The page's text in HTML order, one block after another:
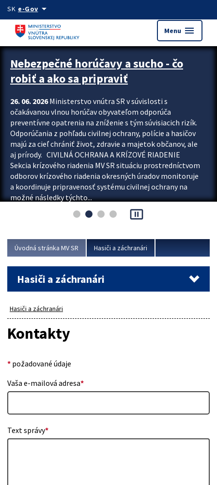
Preskocit na hlavný obsah
SK e-Govarrow_drop_down
Menu menu
Zastavit automatický posun upútavok
Nebezpečné horúčavy a sucho - čo
robiť a ako sa pripraviť
26. 06. 2026Ministerstvo vnútra SR v súvislosti s
očakávanou vlnou horúčav obyvateľom odporúča
preventívne opatrenia na zníženie s tým súvisiacich rizík.
Odporúčania z pohľadu civilnej ochrany, polície a hasičov
majú za cieľ chrániť život, zdravie a majetok občanov, ale
aj prírody. CIVILNÁ OCHRANA A KRÍZOVÉ RIADENIE
Sekcia krízového riadenia MV SR situáciu prostredníctvom
odborov krízového riadenia okresných úradov monitoruje
a koordinuje pripravenosť systému civilnej ochrany na
možné následky týchto...
pause_presentation
Úvodná stránka MV SR Hasiči a záchranári
Hasiči a záchranári
Hasiči a záchranári
Kontakty
* požadované údaje
Vaša e-mailová adresa*
Text správy*